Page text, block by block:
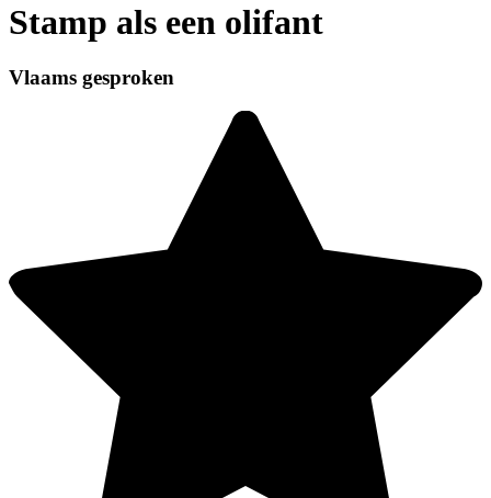
Stamp als een olifant
Vlaams gesproken